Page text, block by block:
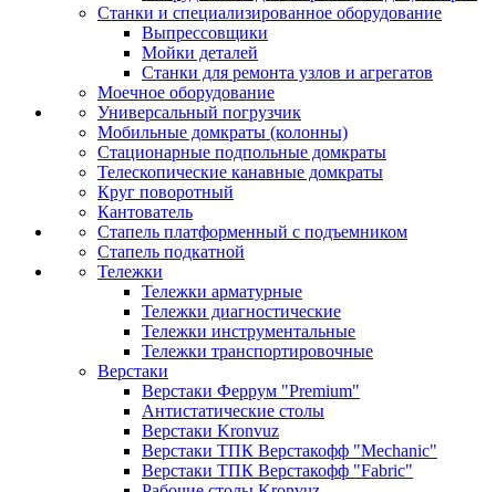
Станки и специализированное оборудование
Выпрессовщики
Мойки деталей
Станки для ремонта узлов и агрегатов
Моечное оборудование
Универсальный погрузчик
Мобильные домкраты (колонны)
Стационарные подпольные домкраты
Телескопические канавные домкраты
Круг поворотный
Кантователь
Стапель платформенный с подъемником
Стапель подкатной
Тележки
Тележки арматурные
Тележки диагностические
Тележки инструментальные
Тележки транспортировочные
Верстаки
Верстаки Феррум "Premium"
Антистатические столы
Верстаки Kronvuz
Верстаки ТПК Верстакофф "Mechanic"
Верстаки ТПК Верстакофф "Fabric"